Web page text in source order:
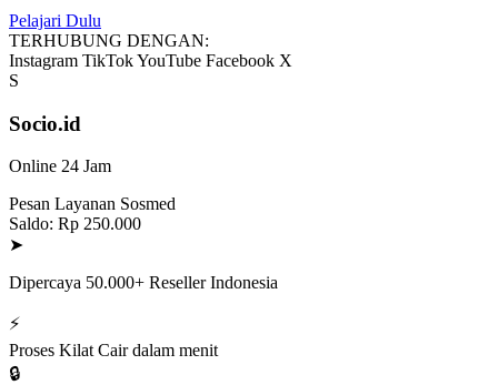
Pelajari Dulu
TERHUBUNG DENGAN:
Instagram TikTokYouTube Facebook X
S
Socio.id
Online 24 Jam
Pesan Layanan Sosmed
Saldo: Rp 250.000
➤
Dipercaya 50.000+ Reseller Indonesia
⚡
Proses Kilat Cair dalam menit
🔒